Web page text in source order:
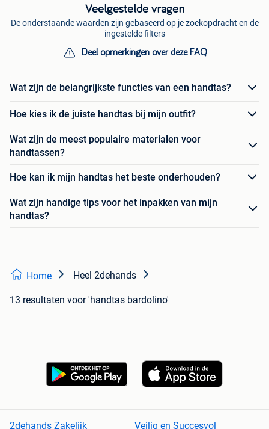
Veelgestelde vragen
De onderstaande waarden zijn gebaseerd op je zoekopdracht en de
ingestelde filters
Deel opmerkingen over deze FAQ
Wat zijn de belangrijkste functies van een handtas?
Hoe kies ik de juiste handtas bij mijn outfit?
Wat zijn de meest populaire materialen voor
handtassen?
Hoe kan ik mijn handtas het beste onderhouden?
Wat zijn handige tips voor het inpakken van mijn
handtas?
Home Heel 2dehands
13 resultaten voor 'handtas bardolino'
2dehands Zakelijk Veilig en Succesvol